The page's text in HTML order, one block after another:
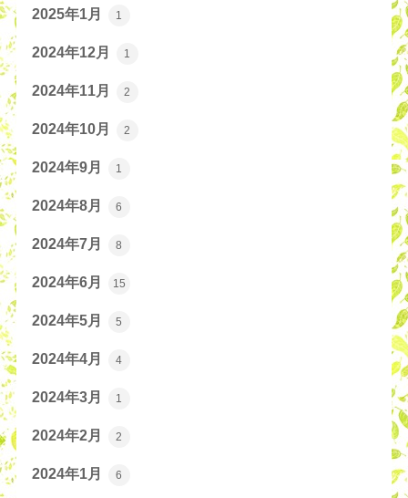
2025年1月 1
2024年12月 1
2024年11月 2
2024年10月 2
2024年9月 1
2024年8月 6
2024年7月 8
2024年6月 15
2024年5月 5
2024年4月 4
2024年3月 1
2024年2月 2
2024年1月 6